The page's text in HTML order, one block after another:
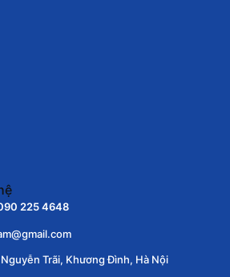
225 4648
Trãi, Khương Đình, Hà Nội